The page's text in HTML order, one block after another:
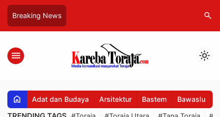
Breaking News search
menu light_mode
home Adat dan Budaya Arsitektur Bastem Bawaslu